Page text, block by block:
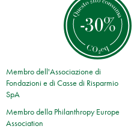
Membro dell'Associazione di
Fondazioni e di Casse di Risparmio
SpA
Membro della Philanthropy Europe
Association